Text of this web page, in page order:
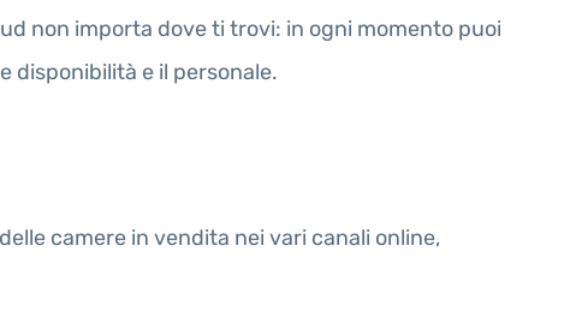
non importa dove ti trovi: in ogni momento puoi
disponibilità e il personale.
camere in vendita nei vari canali online,